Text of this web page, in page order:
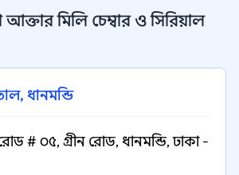
আক্তার মিলি চেম্বার ও সিরিয়াল
ধানমন্ডি
# ০৫, গ্রীন রোড, ধানমন্ডি, ঢাকা -